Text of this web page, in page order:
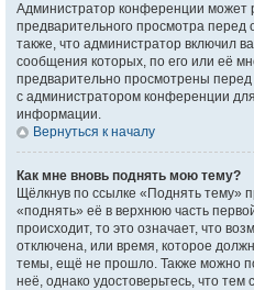
Администратор конференции может
предварительного просмотра
также, что администратор включил
сообщения которых, по его или её
предварительно просмотрены
с администратором конференции
информации.
Вернуться к началу
Как мне вновь поднять мою тему?
Щёлкнув по ссылке «Поднять тему»
«поднять» её в верхнюю часть
происходит, то это означает, что
отключена, или время, которое
темы, ещё не прошло. Также можно
неё, однако удостоверьтесь, что